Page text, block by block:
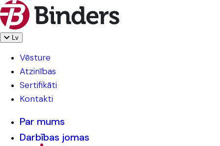
Lv
Vēsture
Atzinības
Sertifikāti
Kontakti
Par mums
Darbības jomas